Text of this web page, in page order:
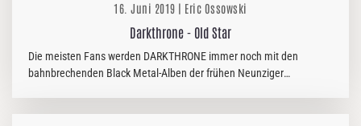
16. Juni 2019 | Eric Ossowski
Darkthrone - Old Star
Die meisten Fans werden DARKTHRONE immer noch mit den
bahnbrechenden Black Metal-Alben der frühen Neunziger